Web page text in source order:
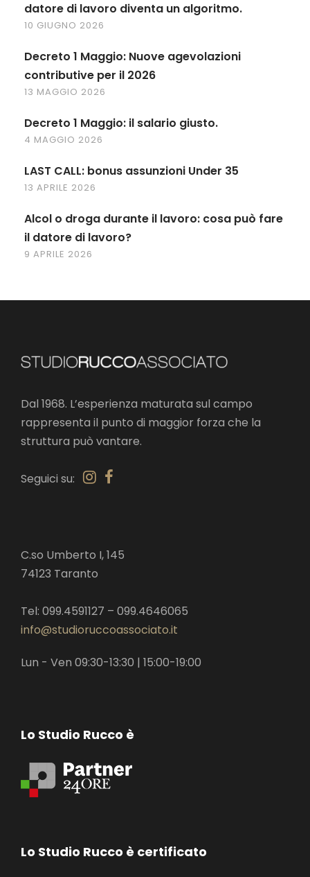
datore di lavoro diventa un algoritmo.
10 GIUGNO 2026
Decreto 1 Maggio: Nuove agevolazioni
contributive per il 2026
13 MAGGIO 2026
Decreto 1 Maggio: il salario giusto.
4 MAGGIO 2026
LAST CALL: bonus assunzioni Under 35
13 APRILE 2026
Alcol o droga durante il lavoro: cosa può fare
il datore di lavoro?
9 APRILE 2026
Dal 1968. L’esperienza maturata sul campo
rappresenta il punto di maggior forza che la
struttura può vantare.
Seguici su:
C.so Umberto I, 145
74123 Taranto
Tel: 099.4591127 – 099.4646065
info@studioruccoassociato.it
Lun - Ven 09:30-13:30 | 15:00-19:00
Lo Studio Rucco è
Lo Studio Rucco è certificato